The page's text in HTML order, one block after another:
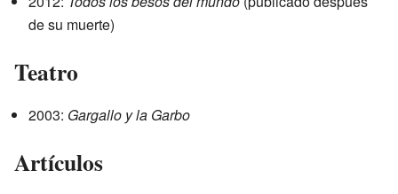
de su muerte)
Teatro
2003: Gargallo y la Garbo
Artículos